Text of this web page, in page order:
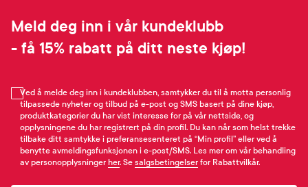
Meld deg inn i vår kundeklubb
- få 15% rabatt på ditt neste kjøp!
Ved å melde deg inn i kundeklubben, samtykker du til å motta personlig
tilpassede nyheter og tilbud på e-post og SMS basert på dine kjøp,
produktkategorier du har vist interesse for på vår nettside, og
opplysningene du har registrert på din profil. Du kan når som helst trekke
tilbake ditt samtykke i preferansesenteret på “Min profil” eller ved å
benytte avmeldingsfunksjonen i e-post/SMS. Les mer om vår behandling
av personopplysninger her. Se salgsbetingelser for Rabattvilkår.